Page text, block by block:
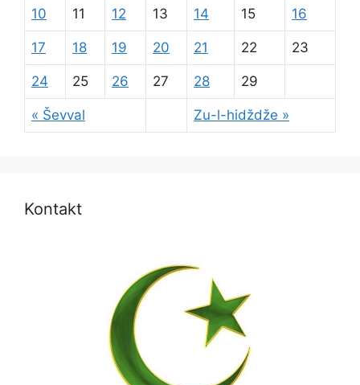
« Ševval Zu-l-hidždže »
10 11 12 13 14 15 16
17 18 19 20 21 22 23
24 25 26 27 28 29
Kontakt